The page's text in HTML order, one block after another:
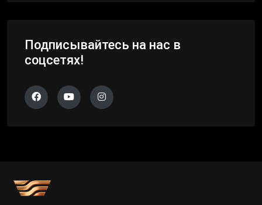
Подписывайтесь на нас в
соцсетях!